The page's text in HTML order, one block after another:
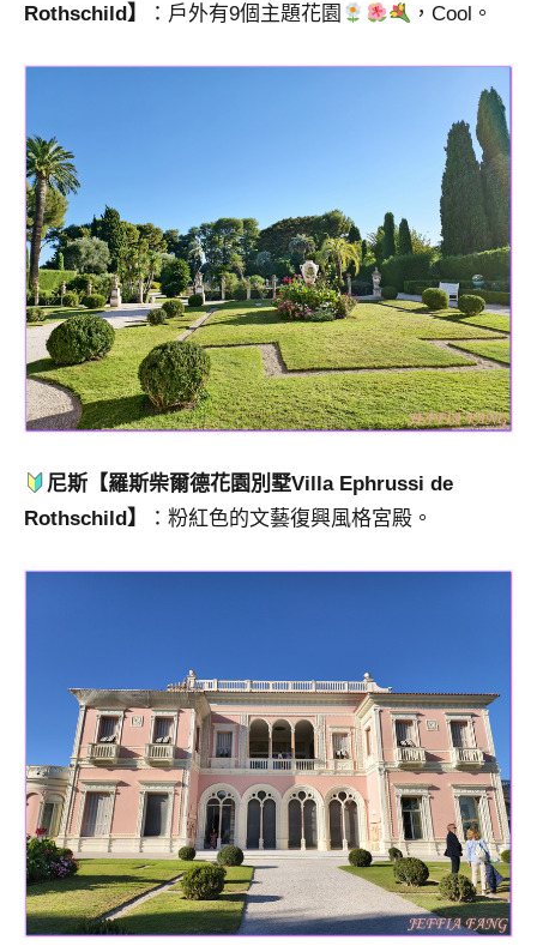
Rothschild】
：戶外有9個主題花園 ，Cool。
尼斯【羅斯柴爾德花園別墅Villa Ephrussi de
Rothschild】
：粉紅色的文藝復興風格宮殿。